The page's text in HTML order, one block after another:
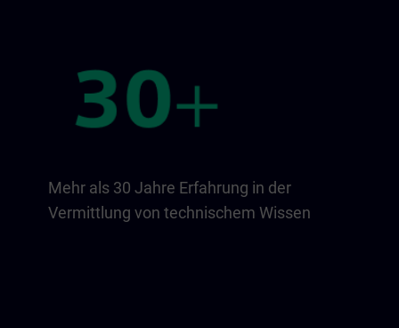
Mehr als 30 Jahre Erfahrung in der
Vermittlung von technischem Wissen